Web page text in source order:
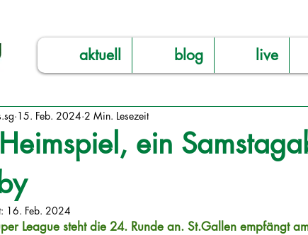
aktuell blog live
ein
15. Feb. 2024 2 Min. Lesezeit
16. Feb. 2024
League steht die 24. Runde an. St.Gallen empfängt